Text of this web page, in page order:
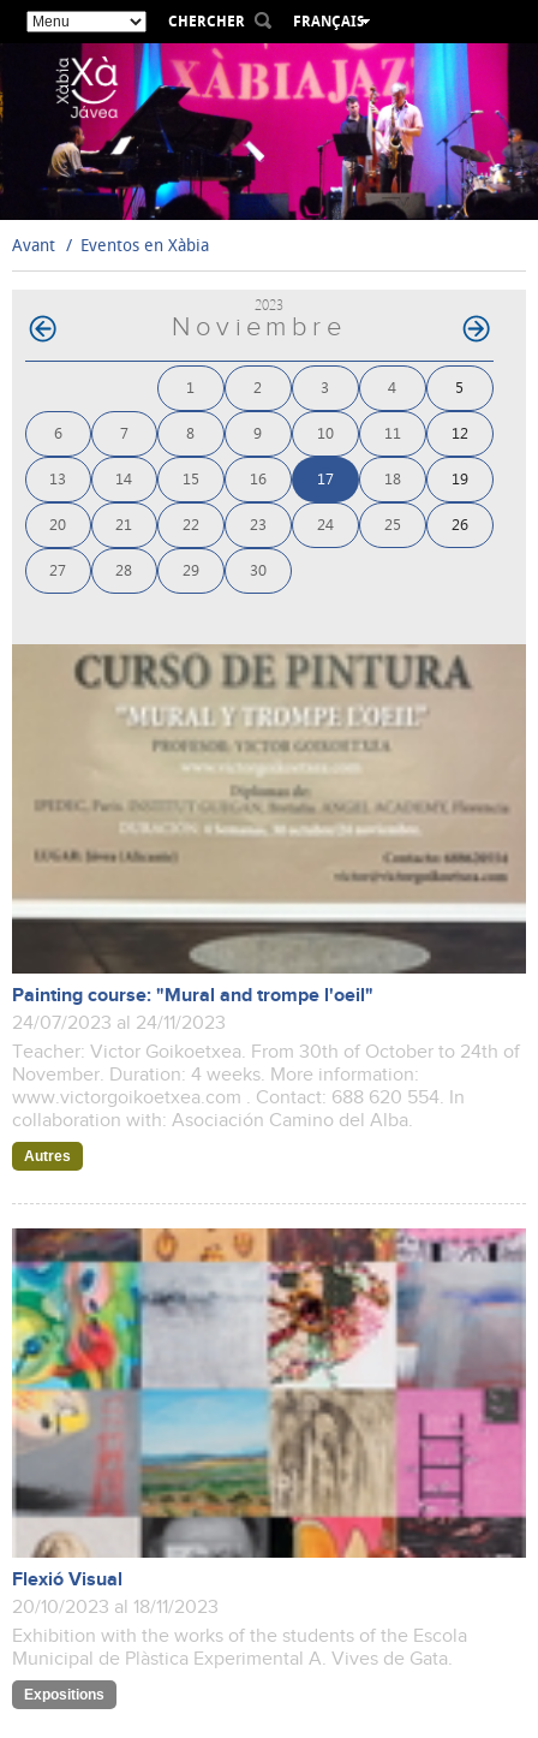
CHERCHER
FRANÇAIS
ESPAÑOL
VALENCIÀ
ENGLISH
DEUTSCH
РУССКИЙ
Avant Eventos en Xàbia
2023
Noviembre
1 2 3 4 5
6 7 8 9 10 11 12
13 14 15 16 17 18 19
20 21 22 23 24 25 26
27 28 29 30
Painting course: "Mural and trompe l'oeil"
24/07/2023 al 24/11/2023
Teacher: Victor Goikoetxea. From 30th of October to 24th of
November. Duration: 4 weeks. More information:
www.victorgoikoetxea.com . Contact: 688 620 554. In
collaboration with: Asociación Camino del Alba.
Autres
Flexió Visual
20/10/2023 al 18/11/2023
Exhibition with the works of the students of the Escola
Municipal de Plàstica Experimental A. Vives de Gata.
Expositions